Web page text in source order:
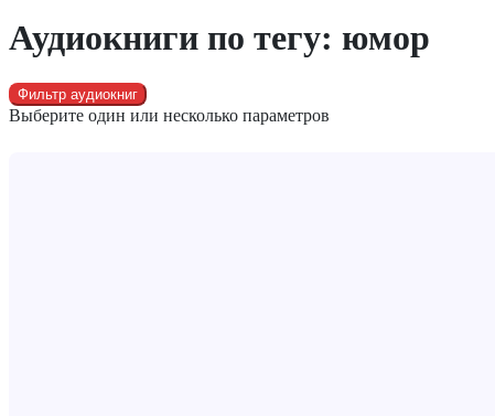
Аудиокниги по тегу: юмор
Фильтр аудиокниг
Выберите один или несколько параметров